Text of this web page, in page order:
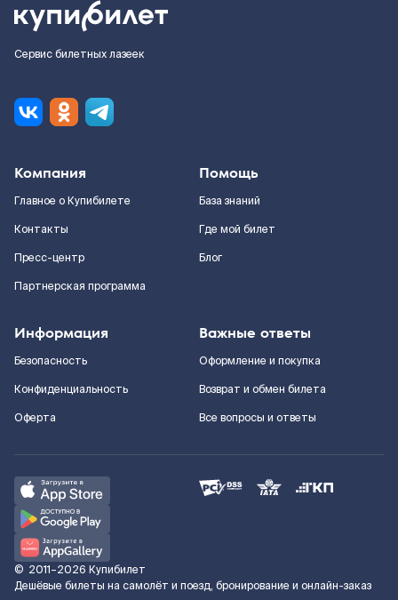
Сервис билетных лазеек
Компания
Главное о Купибилете
Контакты
Пресс-центр
Партнерская программа
Помощь
База знаний
Где мой билет
Блог
Информация
Безопасность
Конфиденциальность
Оферта
Важные ответы
Оформление и покупка
Возврат и обмен билета
Все вопросы и ответы
© 2011–2026 Купибилет
Дешёвые билеты на самолёт и поезд, бронирование и онлайн-заказ